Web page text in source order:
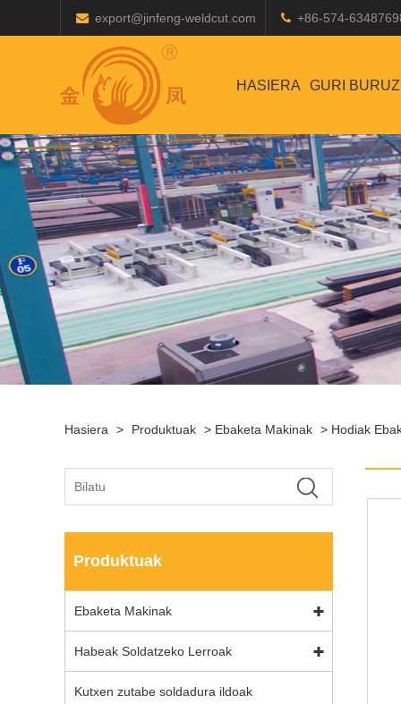
export@jinfeng-weldcut.com +86-574-
HASIERA GURI BURUZ
Hasiera > Produktuak > Ebaketa Makinak > Hodiak
Produktuak
Ebaketa Makinak
Habeak Soldatzeko Lerroak
Kutxen zutabe soldadura ildoak